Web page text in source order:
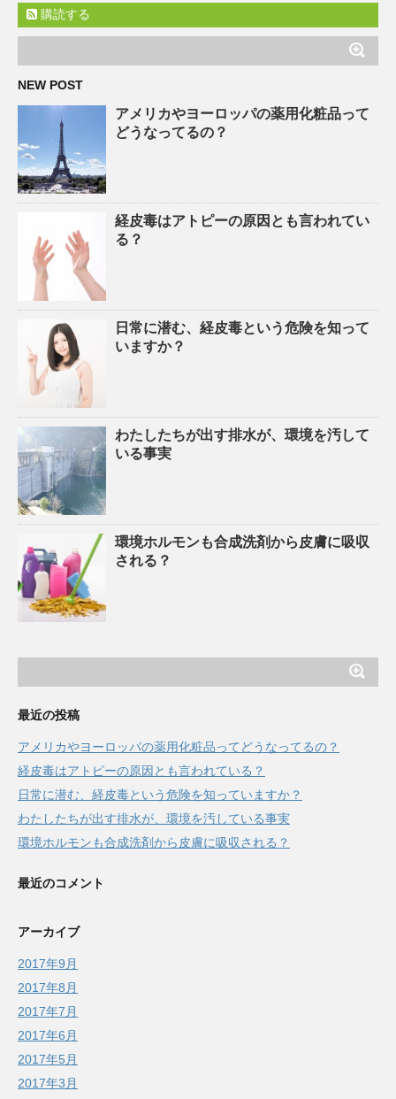
購読する
NEW POST
アメリカやヨーロッパの薬用化粧品って
どうなってるの？
経皮毒はアトピーの原因とも言われてい
る？
日常に潜む、経皮毒という危険を知って
いますか？
わたしたちが出す排水が、環境を汚して
いる事実
環境ホルモンも合成洗剤から皮膚に吸収
される？
最近の投稿
アメリカやヨーロッパの薬用化粧品ってどうなってるの？
経皮毒はアトピーの原因とも言われている？
日常に潜む、経皮毒という危険を知っていますか？
わたしたちが出す排水が、環境を汚している事実
環境ホルモンも合成洗剤から皮膚に吸収される？
最近のコメント
アーカイブ
2017年9月
2017年8月
2017年7月
2017年6月
2017年5月
2017年3月